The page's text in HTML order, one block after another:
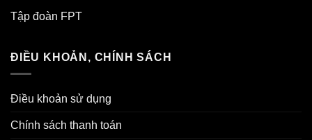
Tập đoàn FPT
ĐIỀU KHOẢN, CHÍNH SÁCH
Điều khoản sử dụng
Chính sách thanh toán